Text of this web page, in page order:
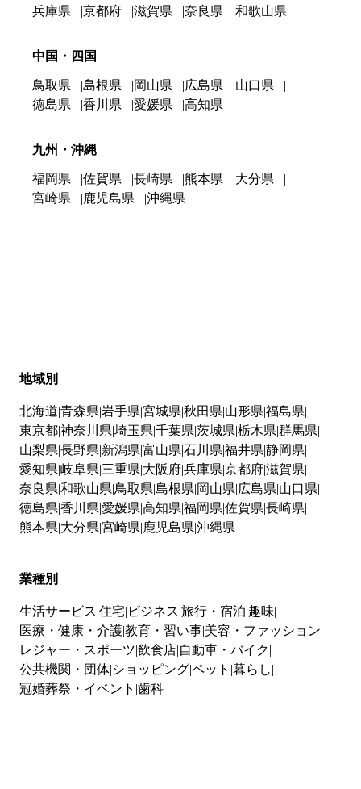
兵庫県
京都府 滋賀県 奈良県 和歌山県
中国・四国
鳥取県 島根県 岡山県 広島県
山口県
徳島県
香川県 愛媛県 高知県
九州・沖縄
福岡県 佐賀県 長崎県 熊本県
大分県
宮崎県
鹿児島県 沖縄県
地域別
北海道 青森県 岩手県 宮城県 秋田県 山形県 福島県
東京都神奈川県 埼玉県 千葉県 茨城県 栃木県 群馬県
山梨県 長野県 新潟県 富山県 石川県 福井県 静岡県
愛知県 岐阜県 三重県 大阪府兵庫県 京都府滋賀県
奈良県 和歌山県 鳥取県 島根県 岡山県 広島県 山口県
徳島県 香川県 愛媛県 高知県 福岡県 佐賀県 長崎県
熊本県 大分県 宮崎県 鹿児島県 沖縄県
業種別
生活サービス 住宅 ビジネス 旅行・宿泊 趣味
医療・健康・介護教育・習い事 美容・ファッション
レジャー・スポーツ 飲食店 自動車・バイク
公共機関・団体 ショッピングペット 暮らし
冠婚葬祭・イベント 歯科